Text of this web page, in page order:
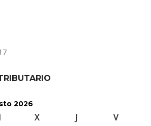
2026
Xmiércoles J Vviernes